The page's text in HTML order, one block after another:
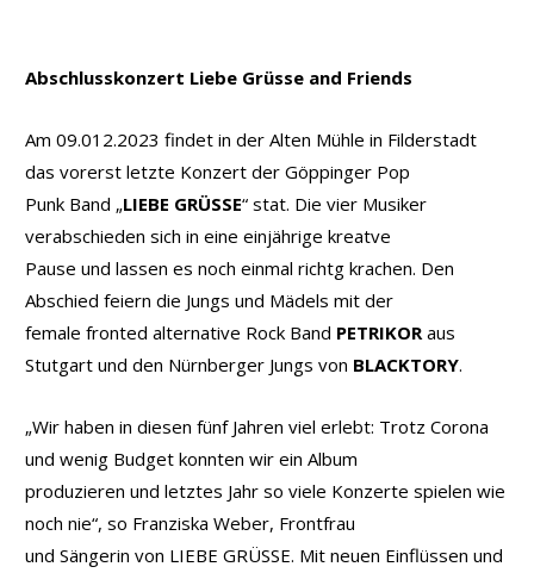
Abschlusskonzert Liebe Grüsse and Friends
Am 09.012.2023 findet in der Alten Mühle in Filderstadt
das vorerst letzte Konzert der Göppinger Pop
Punk Band „LIEBE GRÜSSE“ stat. Die vier Musiker
verabschieden sich in eine einjährige kreatve
Pause und lassen es noch einmal richtg krachen. Den
Abschied feiern die Jungs und Mädels mit der
female fronted alternative Rock Band PETRIKOR aus
Stutgart und den Nürnberger Jungs von BLACKTORY.
„Wir haben in diesen fünf Jahren viel erlebt: Trotz Corona
und wenig Budget konnten wir ein Album
produzieren und letztes Jahr so viele Konzerte spielen wie
noch nie“, so Franziska Weber, Frontfrau
und Sängerin von LIEBE GRÜSSE. Mit neuen Einflüssen und